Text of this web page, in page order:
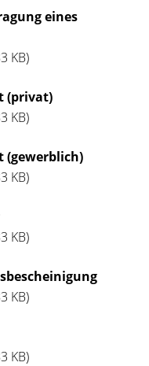
eines
KB)
(privat)
KB)
(gewerblich)
KB)
KB)
KB)
KB)